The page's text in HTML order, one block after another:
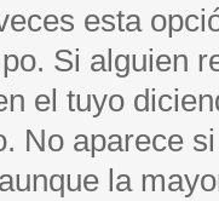
esta
Si alguien
el tuyo
No aparece
la